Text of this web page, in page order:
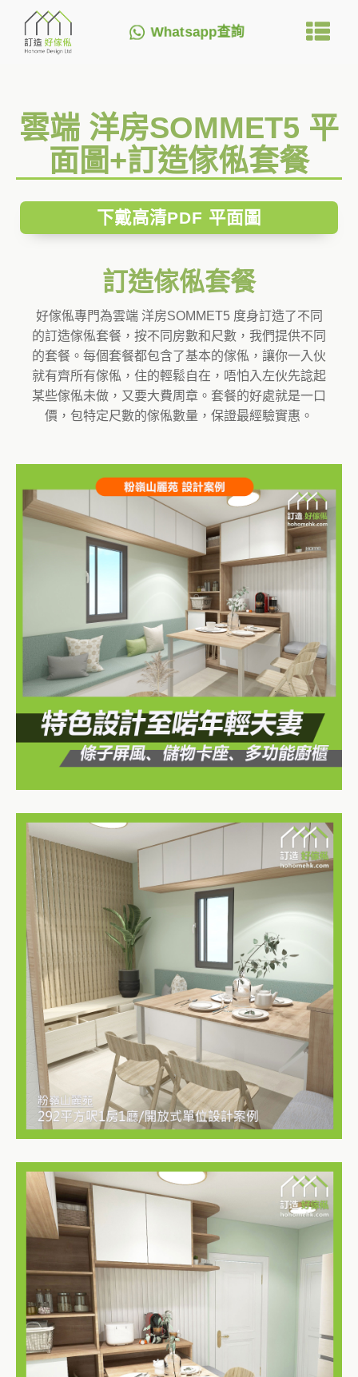
Whatsapp查詢
雲端 洋房SOMMET5 平
面圖+訂造傢俬套餐
下戴高清PDF 平面圖
訂造傢俬套餐
好傢俬專門為雲端 洋房SOMMET5 度身訂造了不同
的訂造傢俬套餐，按不同房數和尺數，我們提供不同
的套餐。每個套餐都包含了基本的傢俬，讓你一入伙
就有齊所有傢俬，住的輕鬆自在，唔怕入左伙先諗起
某些傢俬未做，又要大費周章。套餐的好處就是一口
價，包特定尺數的傢俬數量，保證最經驗實惠。